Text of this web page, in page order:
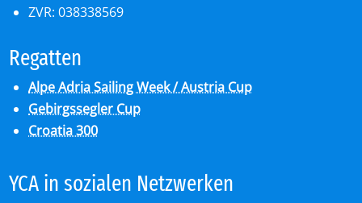
ZVR: 038338569
Re­gat­ten
Alpe Adria Sailing Week / Austria Cup
Gebirgssegler Cup
Croatia 300
YCA in so­zia­len Netz­wer­ken